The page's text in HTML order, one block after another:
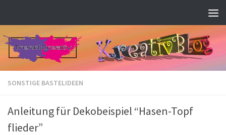
SONSTIGE BASTELIDEEN
Anleitung für Dekobeispiel “Hasen-Topf
flieder”